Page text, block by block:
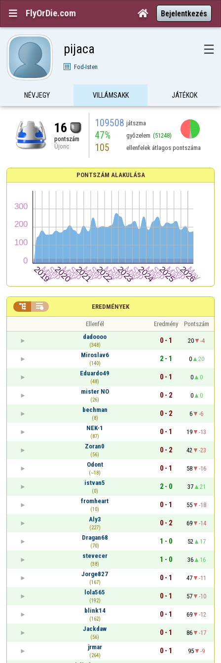
 FlyOrDie.com  Bejelentkezés
pijaca ☰
Fod-Isten
NÉVJEGY VILLÁMSAKK JÁTÉKOK
16
pontszám
Újonc
109508 játszma
47% győzelem (51248)
105 ellenfelek átlagos pontszáma
PONTSZÁM ALAKULÁSA
EREDMÉNYEK
 
Ellenfél Eredmény
Pontszám
dadoooo
(348)
0 - 1 20
-4
Miroslav6
(140)
2 - 1 0
20
Eduardo49
(48)
0 - 1 0
0
mister NO
(26)
0 - 2 0
0
bechman
(8)
0 - 2 6
-6
NEK-1
(87)
0 - 1 19
-13
Zoran0
(56)
0 - 2 42
-23
Odont
(~18)
0 - 1 58
-16
istvan5
(0)
2 - 0 37
21
fromheart
(10)
0 - 1 55
-18
Aly3
(227)
0 - 2 69
-14
Dragan68
(70)
1 - 0 52
17
stevecer
(38)
1 - 0 36
16
Jorge827
(167)
0 - 1 47
-11
lola565
(192)
0 - 1 57
-10
blink14
(162)
0 - 1 69
-12
Jackdaw
(56)
0 - 1 86
-17
jrmar
(264)
0 - 1 95
-9